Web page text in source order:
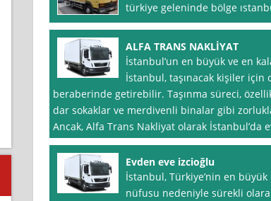
türkiye geleninde bölge
ALFA TRANS NAKLİYAT
İstanbul’un en büyük ve en
İstanbul, taşınacak kişiler için
beraberinde getirebilir. Taşınma süreci,
dar sokaklar ve merdivenli binalar gibi
Ancak, Alfa Trans Nakliyat olarak İstanbul’da
Evden eve izcioğlu
İstanbul, Türkiye’nin en
nüfusu nedeniyle sürekli